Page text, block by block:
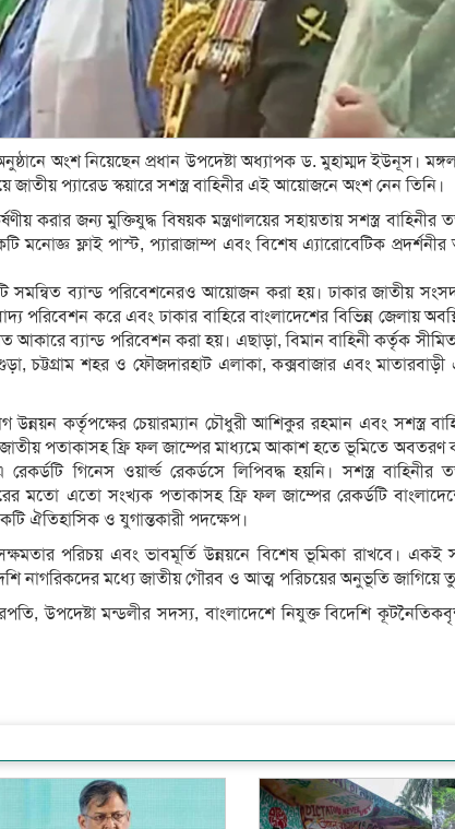
অংশ নিয়েছেন প্রধান উপদেষ্টা অধ্যাপক ড. মুহাম্মদ ইউনূস।
জাতীয় প্যারেড স্কয়ারে সশস্ত্র বাহিনীর এই আয়োজনে অংশ নেন তিনি।
জন্য মুক্তিযুদ্ধ বিষয়ক মন্ত্রণালয়ের সহায়তায় সশস্ত্র বাহিনীর
মনোজ্ঞ ফ্লাই পাস্ট, প্যারাজাম্প এবং বিশেষ এ্যারোবেটিক
সমন্বিত ব্যান্ড পরিবেশনেরও আয়োজন করা হয়। ঢাকার জাতীয়
পরিবেশন করে এবং ঢাকার বাহিরে বাংলাদেশের বিভিন্ন জেলায়
আকারে ব্যান্ড পরিবেশন করা হয়। এছাড়া, বিমান বাহিনী কর্তৃক
চট্টগ্রাম শহর ও ফৌজদারহাট এলাকা, কক্সবাজার এবং মাতারবাড়ী
কর্তৃপক্ষের চেয়ারম্যান চৌধুরী আশিকুর রহমান এবং সশস্ত্র
পতাকাসহ ফ্রি ফল জাম্পের মাধ্যমে আকাশ হতে ভূমিতে অবতরণ
গিনেস ওয়ার্ল্ড রেকর্ডসে লিপিবদ্ধ হয়নি। সশস্ত্র বাহিনীর
মতো এতো সংখ্যক পতাকাসহ ফ্রি ফল জাম্পের রেকর্ডটি
ঐতিহাসিক ও যুগান্তকারী পদক্ষেপ।
পরিচয় এবং ভাবমূর্তি উন্নয়নে বিশেষ ভূমিকা রাখবে। একই
নাগরিকদের মধ্যে জাতীয় গৌরব ও আত্ম পরিচয়ের অনুভূতি জাগিয়ে
উপদেষ্টা মন্ডলীর সদস্য, বাংলাদেশে নিযুক্ত বিদেশি